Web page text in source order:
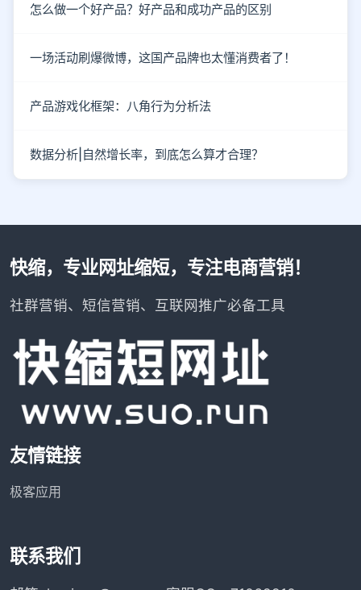
怎么做一个好产品？好产品和成功产品的区别
一场活动刷爆微博，这国产品牌也太懂消费者了！
产品游戏化框架：八角行为分析法
数据分析|自然增长率，到底怎么算才合理？
快缩，专业网址缩短，专注电商营销！
社群营销、短信营销、互联网推广必备工具
友情链接
极客应用
联系我们